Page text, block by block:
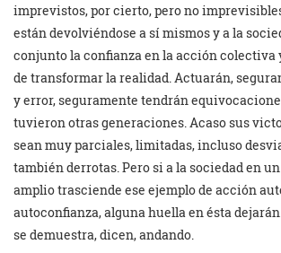
imprevistos, por cierto, pero no
están devolviéndose a sí mismos y a la
conjunto la confianza en la acción colectiva
de transformar la realidad. Actuarán,
y error, seguramente tendrán
tuvieron otras generaciones. Acaso sus
sean muy parciales, limitadas, incluso
también derrotas. Pero si a la sociedad en
amplio trasciende ese ejemplo de acción
autoconfianza, alguna huella en ésta
se demuestra, dicen, andando.